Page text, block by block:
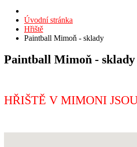
Úvodní stránka
Hřiště
Paintball Mimoň - sklady
Paintball Mimoň - sklady
HŘIŠTĚ V MIMONI